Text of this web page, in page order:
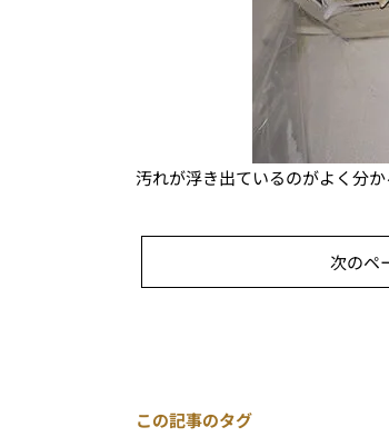
汚れが浮き出ているのがよく分
次のペ
この記事のタグ